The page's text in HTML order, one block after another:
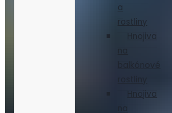
a
rostliny
Hnojiva
balkónové
Hnojiva